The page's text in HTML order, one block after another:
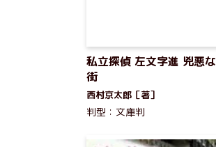
私立探偵 左文字進 兇悪な
街
西村京太郎［著］
判型：文庫判